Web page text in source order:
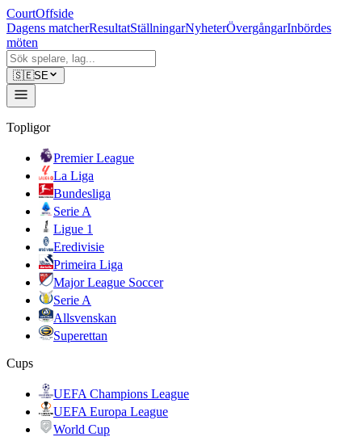
CourtOffside
Dagens matcherResultatStällningarNyheterÖvergångarInbördes
möten
🇸🇪SE
Topligor
Premier League
La Liga
Bundesliga
Serie A
Ligue 1
Eredivisie
Primeira Liga
Major League Soccer
Serie A
Allsvenskan
Superettan
Cups
UEFA Champions League
UEFA Europa League
World Cup